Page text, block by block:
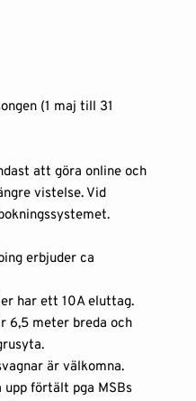
(1 maj till 31
att göra online och
vistelse. Vid
erbjuder ca
har ett 10A eluttag.
6,5 meter breda och
är välkomna.
förtält pga MSBs